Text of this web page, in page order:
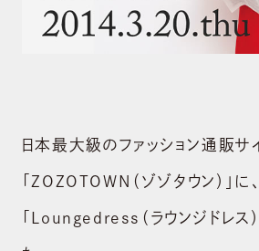
日本最大級のファッション通販サ
「ZOZOTOWN（ゾゾタウン）」に、
「Loungedress（ラウンジドレス